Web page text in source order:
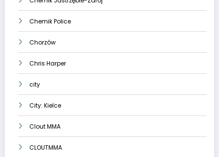
Chemik Police
Chorzów
Chris Harper
city
City: Kielce
Clout MMA
CLOUTMMA